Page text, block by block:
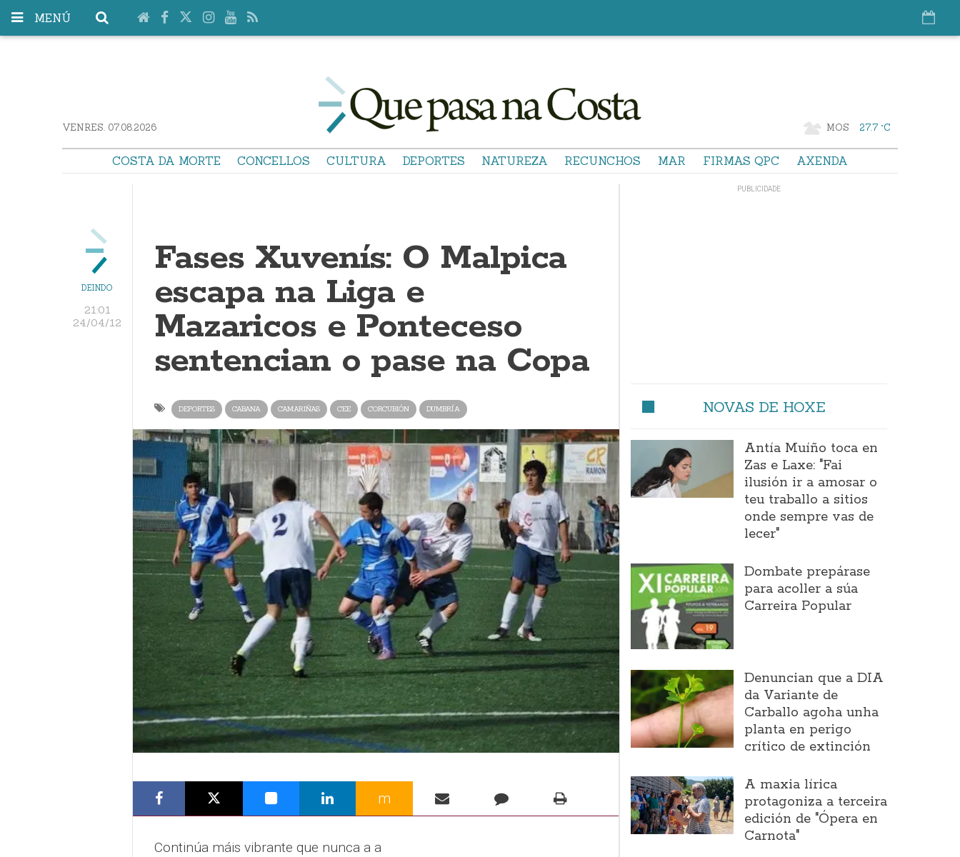
MENÚ
VENRES. 07.08.2026 MOS 27.7 °C
COSTA DA MORTE CONCELLOS CULTURA DEPORTES NATUREZA RECUNCHOS MAR FIRMAS QPC AXENDA
DEINDO
21:01
24/04/12
Fases Xuvenís: O Malpica
escapa na Liga e
Mazaricos e Ponteceso
sentencian o pase na Copa
DEPORTES CABANA CAMARIÑAS CEE CORCUBIÓN DUMBRÍA
m
Continúa máis vibrante que nunca a a
NOVAS DE HOXE
Antía Muíño toca en
Zas e Laxe: "Fai
ilusión ir a amosar o
teu traballo a sitios
onde sempre vas de
lecer"
Dombate prepárase
para acoller a súa
Carreira Popular
Denuncian que a DIA
da Variante de
Carballo agoha unha
planta en perigo
crítico de extinción
A maxia lírica
protagoniza a terceira
edición de "Ópera en
Carnota"